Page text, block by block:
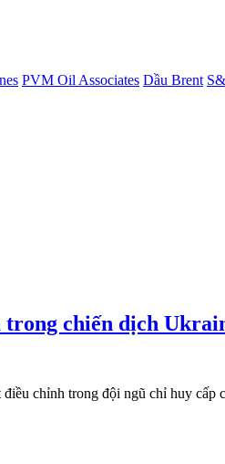
PVM Oil Associates Dầu Brent
trong chiến dịch
chỉnh trong đội ngũ chỉ huy cấp